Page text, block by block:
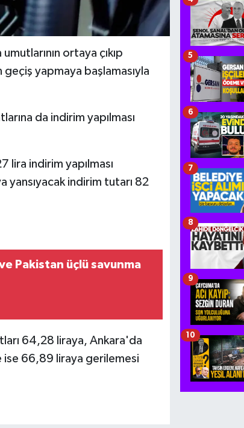
ortaya çıkıp
yapmaya başlamasıyla
da indirim yapılması
lira indirim yapılması
yansıyacak indirim tutarı 82
Pakistan üçlü savunma
64,28 liraya, Ankara'da
66,89 liraya gerilemesi
5
6
7
8
9
10